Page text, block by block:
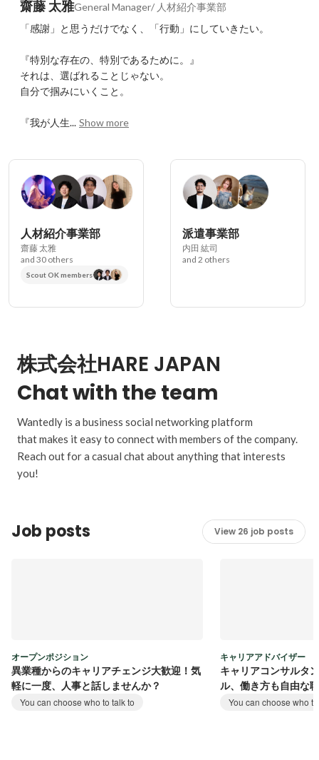
齋藤 太雅General Manager/ 人材紹介事業部
「感謝」と思うだけでなく、「行動」にしていきたい。
『特別な存在の、特別であるために。』
それは、選ばれることじゃない。
自分で掴みにいくこと。
『我が人生... Show more
人材紹介事業部
齋藤 太雅
and 30 others
Scout OK members
派遣事業部
内田 紘司
and 2 others
株式会社HARE JAPAN
Chat with the team
Wantedly is a business social networking platform
that makes it easy to connect with members of the company.
Reach out for a casual chat about anything that interests
you!
Job posts View 26 job posts
オープンポジション
異業種からのキャリアチェンジ大歓迎！気
軽に一度、人事と話しませんか？
You can choose who to talk to
キャリアアドバイザー
キャリアコンサルタ
ル、働き方も自由な
You can choose who